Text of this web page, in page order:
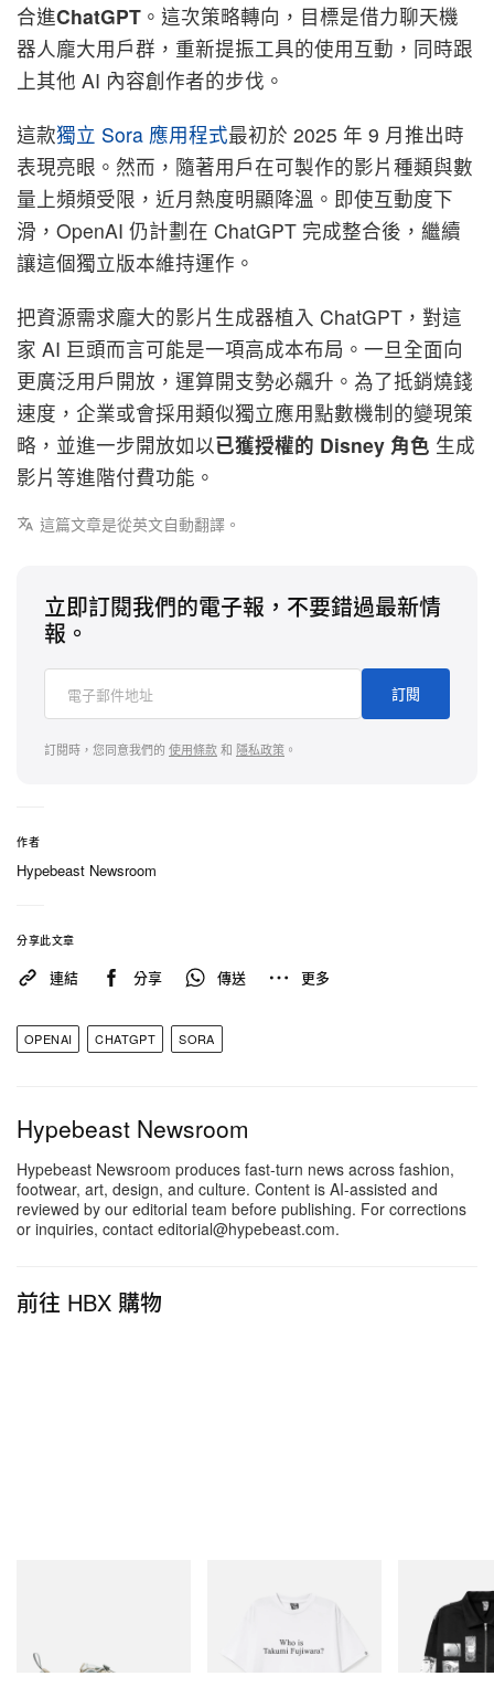
合進ChatGPT 。這次策略轉向，目標是借力聊天機
器人龐大用戶群，重新提振工具的使用互動，同時跟
上其他 AI 內容創作者的步伐。
這款獨立 Sora 應用程式最初於 2025 年 9 月推出時
表現亮眼。然而，隨著用戶在可製作的影片種類與數
量上頻頻受限，近月熱度明顯降溫。即使互動度下
滑，OpenAI 仍計劃在 ChatGPT 完成整合後，繼續
讓這個獨立版本維持運作。
把資源需求龐大的影片生成器植入 ChatGPT，對這
家 AI 巨頭而言可能是一項高成本布局。一旦全面向
更廣泛用戶開放，運算開支勢必飆升。為了抵銷燒錢
速度，企業或會採用類似獨立應用點數機制的變現策
略，並進一步開放如以已獲授權的 Disney 角色 生成
影片等進階付費功能。
這篇文章是從英文自動翻譯。
立即訂閱我們的電子報，不要錯過最新情
報。
訂閱
訂閱時，您同意我們的 使用條款和 隱私政策 。
作者
Hypebeast Newsroom
分享此文章
連結 分享 傳送 更多
OPENAI CHATGPT SORA
Hypebeast Newsroom
Hypebeast Newsroom produces fast-turn news across fashion,
footwear, art, design, and culture. Content is AI-assisted and
reviewed by our editorial team before publishing. For corrections
or inquiries, contact editorial@hypebeast.com.
前往 HBX 購物
立即購入
Billionaire Boys Club X Initial
D Cotton T-Shirt 3
Billionaire
D Cotton Jacket
立即購入